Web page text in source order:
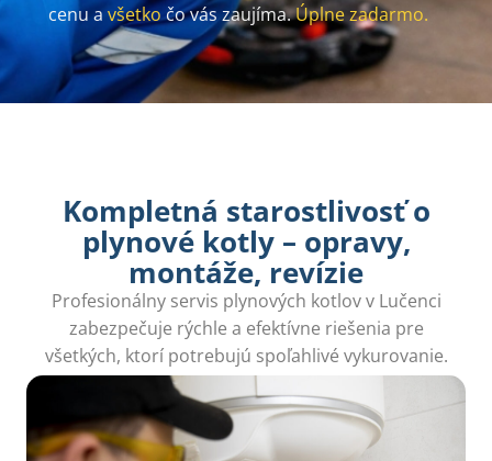
cenu avšetkočo vás zaujíma.Úplne zadarmo.
Kompletná starostlivosť o
plynové kotly – opravy,
montáže, revízie
Profesionálny servis plynových kotlov v Lučenci
zabezpečuje rýchle a efektívne riešenia pre
všetkých, ktorí potrebujú spoľahlivé vykurovanie.
Naši certifikovaní technici sú pripravení pomôcť!